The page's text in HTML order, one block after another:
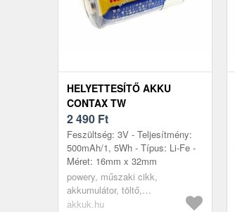
HELYETTESÍTŐ AKKU
CONTAX TW
2 490 Ft
Feszültség: 3V - Teljesítmény:
500mAh/1, 5Wh - Típus: Li-Fe -
Méret: 16mm x 32mm
powery, műszaki cikk,
akkumulátor, töltő,
digitáliskamera akkumulátor
akkuk.hu